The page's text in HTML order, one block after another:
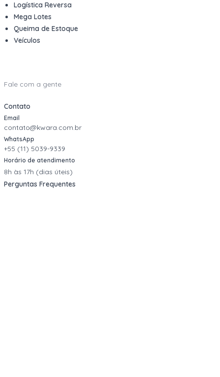
Logística Reversa
Mega Lotes
Queima de Estoque
Veículos
Fale com a gente
Contato
Email
contato@kwara.com.br
WhatsApp
+55 (11) 5039-9339
Horário de atendimento
8h às 17h (dias úteis)
Perguntas Frequentes